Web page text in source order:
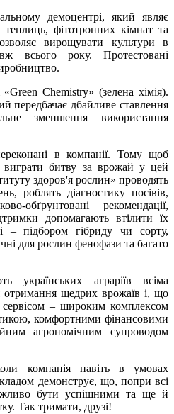
демоцентрі, який являє
фітотронних кімнат та
вирощувати культури в
всього року. Протестовані
Chemistry» (зелена хімія).
передбачає дбайливе ставлення
зменшення використання
в компанії. Тому щоб
виграти битву за врожай у цей
здоров'я рослин» проводять
роблять діагностику посівів,
обґрунтовані рекомендації,
допомагають втілити їх
– підбором гібриду чи сорту,
для рослин фенофази та багато
українських аграріїв всіма
отримання щедрих врожаїв і, що
– широким комплексом
комфортними фінансовими
агрономічним супроводом
компанія навіть в умовах
демонструє, що, попри всі
бути успішними та ще й
Так тримати, друзі!